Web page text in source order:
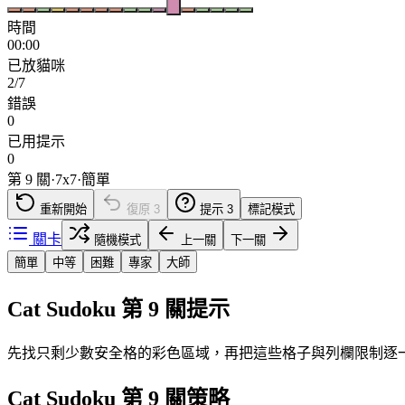
時間
00:00
已放貓咪
2/7
錯誤
0
已用提示
0
第 9 關·7x7·簡單
重新開始 復原 3 提示 3 標記模式
關卡 隨機模式 上一關
下一關
簡單
中等 困難 專家 大師
Cat Sudoku 第 9 關提示
先找只剩少數安全格的彩色區域，再把這些格子與列欄限制逐
Cat Sudoku 第 9 關策略